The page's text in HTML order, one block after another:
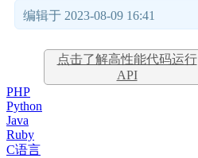
编辑于 2023-08-09 16:41
点击了解高性能代码运行
API
PHP
Python
Java
Ruby
C语言